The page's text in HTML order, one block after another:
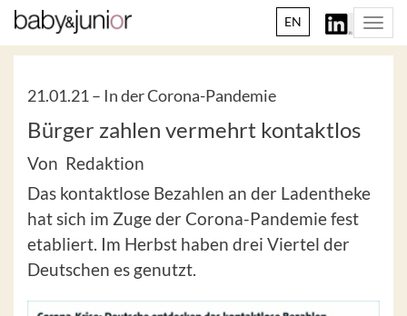
EN
21.01.21 – In der Corona-Pandemie
Bürger zahlen vermehrt kontaktlos
Von Redaktion
Das kontaktlose Bezahlen an der Ladentheke
hat sich im Zuge der Corona-Pandemie fest
etabliert. Im Herbst haben drei Viertel der
Deutschen es genutzt.